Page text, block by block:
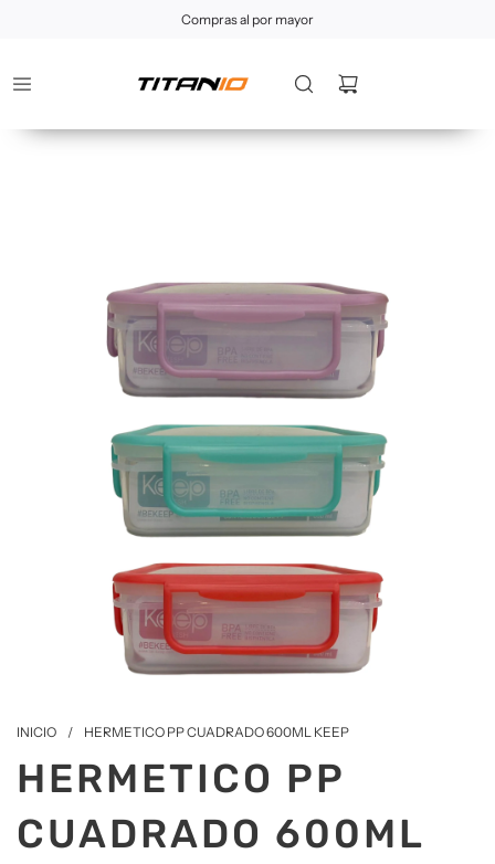
Compras al por mayor
INICIO / HERMETICO PP CUADRADO 600ML KEEP
HERMETICO PP
CUADRADO 600ML